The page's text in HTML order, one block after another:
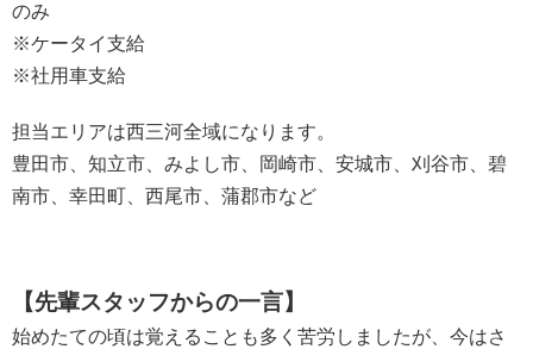
のみ
※ケータイ支給
※社用車支給
担当エリアは西三河全域になります。
豊田市、知立市、みよし市、岡崎市、安城市、刈谷市、碧
南市、幸田町、西尾市、蒲郡市など
【先輩スタッフからの一言】
始めたての頃は覚えることも多く苦労しましたが、今はさ